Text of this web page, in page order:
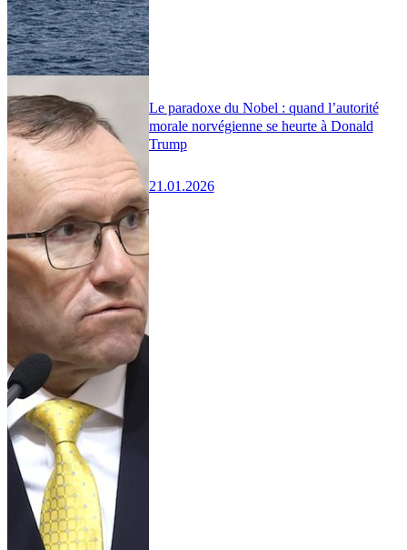
Le paradoxe du Nobel : quand l’autorité
morale norvégienne se heurte à Donald
Trump
21.01.2026